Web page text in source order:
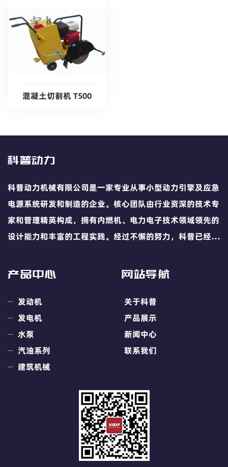
混凝土切割机 T500
科普动力
科普动力机械有限公司是一家专业从事小型动力引擎及应急
电源系统研发和制造的企业。核心团队由行业资深的技术专
家和管理精英构成，拥有内燃机、电力电子技术领域领先的
设计能力和丰富的工程实践。经过不懈的努力，科普已经发
商。
产品中心
发动机
发电机
水泵
汽油系列
建筑机械
网站导航
关于科普
产品展示
新闻中心
联系我们